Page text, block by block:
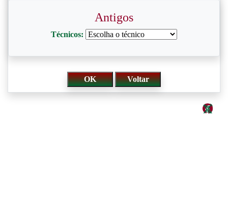
Antigos
Técnicos: